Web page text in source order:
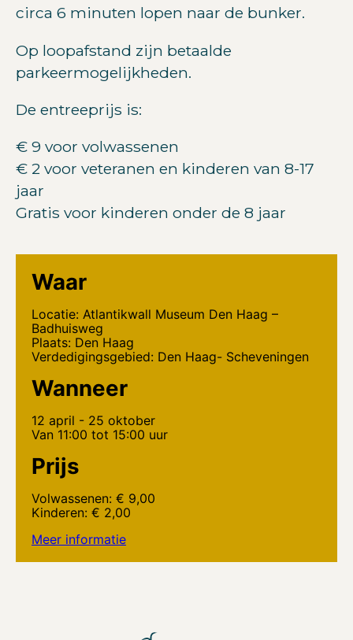
circa 6 minuten lopen naar de bunker.
Op loopafstand zijn betaalde
parkeermogelijkheden.
De entreeprijs is:
€ 9 voor volwassenen
€ 2 voor veteranen en kinderen van 8-17
jaar
Gratis voor kinderen onder de 8 jaar
Waar
Locatie: Atlantikwall Museum Den Haag –
Badhuisweg
Plaats: Den Haag
Verdedigingsgebied: Den Haag- Scheveningen
Wanneer
12 april - 25 oktober
Van 11:00 tot 15:00 uur
Prijs
Volwassenen: € 9,00
Kinderen: € 2,00
Meer informatie